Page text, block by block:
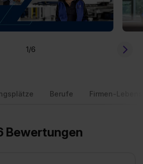
1/6
Berufe Firmen-
Bewertungen